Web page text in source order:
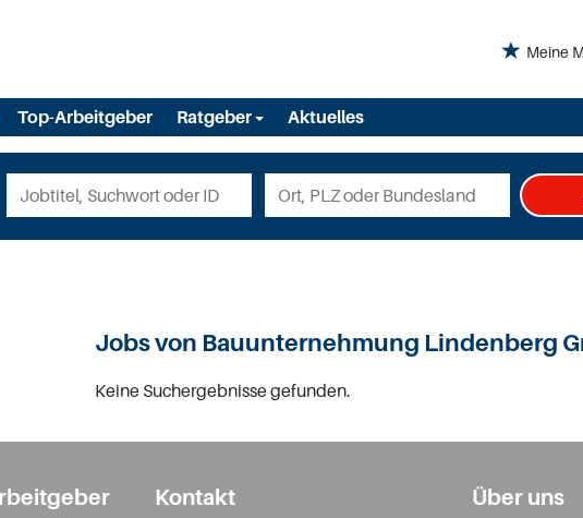
Meine
Top-Arbeitgeber Ratgeber Aktuelles
Jobs von Bauunternehmung Lindenberg
Keine Suchergebnisse gefunden.
Kontakt Über uns